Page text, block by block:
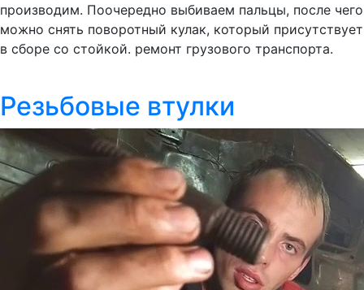
производим. Поочередно выбиваем пальцы, после чего
можно снять поворотный кулак, который присутствует
в сборе со стойкой. ремонт грузового транспорта.
Резьбовые втулки